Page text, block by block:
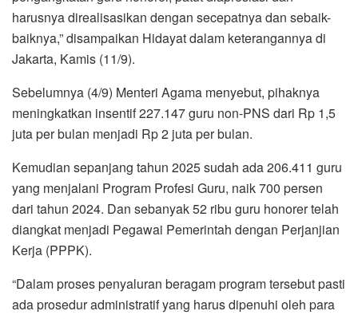
harusnya direalisasikan dengan secepatnya dan sebaik-
baiknya,” disampaikan Hidayat dalam keterangannya di
Jakarta, Kamis (11/9).
Sebelumnya (4/9) Menteri Agama menyebut, pihaknya
meningkatkan insentif 227.147 guru non-PNS dari Rp 1,5
juta per bulan menjadi Rp 2 juta per bulan.
Kemudian sepanjang tahun 2025 sudah ada 206.411 guru
yang menjalani Program Profesi Guru, naik 700 persen
dari tahun 2024. Dan sebanyak 52 ribu guru honorer telah
diangkat menjadi Pegawai Pemerintah dengan Perjanjian
Kerja (PPPK).
“Dalam proses penyaluran beragam program tersebut pasti
ada prosedur administratif yang harus dipenuhi oleh para